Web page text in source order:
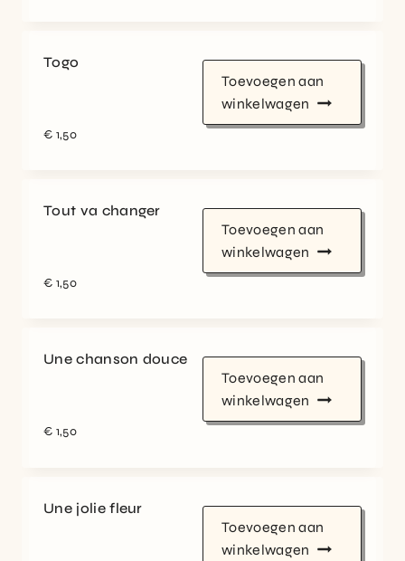
Togo
€ 1,50
Toevoegen aan
winkelwagen
Tout va changer
€ 1,50
Toevoegen aan
winkelwagen
Une chanson douce
€ 1,50
Toevoegen aan
winkelwagen
Une jolie fleur
Toevoegen aan
winkelwagen